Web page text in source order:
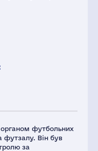
футбольних
футзалу. Він був
за